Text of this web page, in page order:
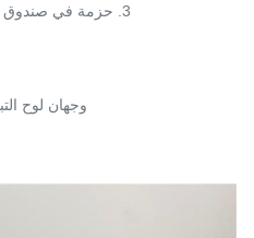
3. حزمة في صندوق رقائق الخشب المتخصصة للتصدير.
وجهان لوح